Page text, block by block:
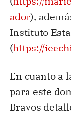
ador),
Instituto
(https://
En cuanto a
para este
Bravos